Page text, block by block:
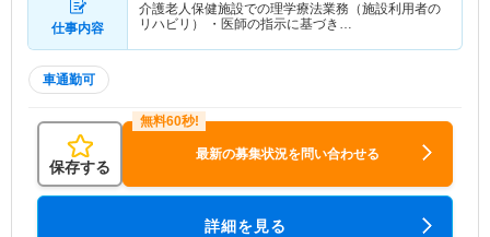
仕事内容
介護老人保健施設での理学療法業務（施設利用者の
リハビリ） ・医師の指示に基づき…
車通勤可
保存する
最新の募集状況を問い合わせる
詳細を見る